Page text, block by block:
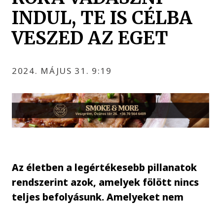
INDUL, TE IS CÉLBA
VESZED AZ EGET
2024. MÁJUS 31. 9:19
Az életben a legértékesebb pillanatok
rendszerint azok, amelyek fölött nincs
teljes befolyásunk. Amelyeket nem